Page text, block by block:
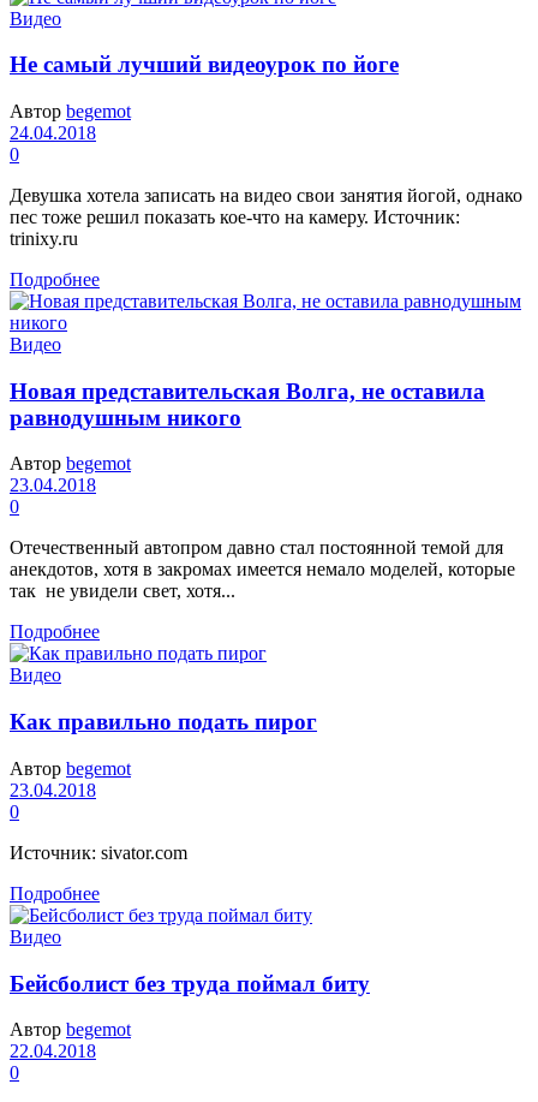
Видео
Не самый лучший видеоурок по йоге
Автор begemot
24.04.2018
0
Девушка хотела записать на видео свои занятия йогой, однако
пес тоже решил показать кое-что на камеру. Источник:
trinixy.ru
Подробнее
Видео
Новая представительская Волга, не оставила
равнодушным никого
Автор begemot
23.04.2018
0
Отечественный автопром давно стал постоянной темой для
анекдотов, хотя в закромах имеется немало моделей, которые
так не увидели свет, хотя...
Подробнее
Видео
Как правильно подать пирог
Автор begemot
23.04.2018
0
Источник: sivator.com
Подробнее
Видео
Бейсболист без труда поймал биту
Автор begemot
22.04.2018
0